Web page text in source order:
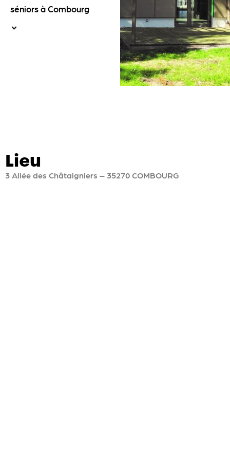
séniors à Combourg
Lieu
3 Allée des Châtaigniers – 35270 COMBOURG